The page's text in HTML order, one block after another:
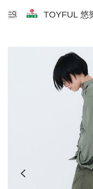
TOYFUL 悠